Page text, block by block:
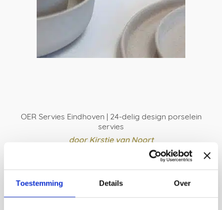
Toestemming Details Over
OER Servies Eindhoven | 24-delig design porselein
servies
door Kirstie van Noort
Prijsklasse:
€ 64,00
BESTEL HIER